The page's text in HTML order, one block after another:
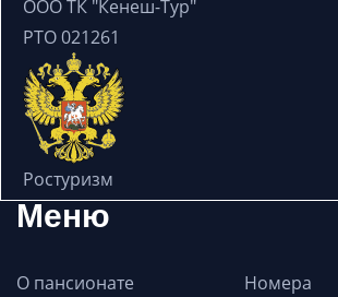
ООО ТК "Кенеш-Тур"
РТО 021261
Ростуризм
Меню
О пансионате
Номера